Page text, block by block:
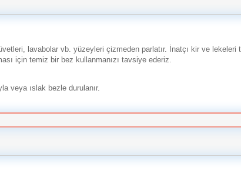
lavabolar vb. yüzeyleri çizmeden parlatır. İnatçı kir ve lekeleri
için temiz bir bez kullanmanızı tavsiye ederiz.
veya ıslak bezle durulanır.